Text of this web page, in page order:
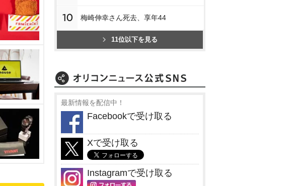
10 梅崎伸幸さん死去、享年44
11位以下を見る
最新情報を配信中！
Facebookで受け取る
Xで受け取る
Instagramで受け取る